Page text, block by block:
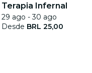
Terapia Infernal
29 ago - 30 ago
Desde BRL 25,00